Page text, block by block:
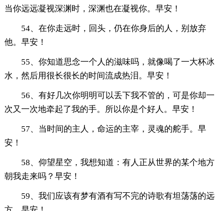
当你远远凝视深渊时，深渊也在凝视你。早安！
54、在你走远时，回头，仍在你身后的人，别放弃
他。早安！
55、你知道思念一个人的滋味吗，就像喝了一大杯冰
水，然后用很长很长的时间流成热泪。早安！
56、有好几次你明明可以丢下我不管的，可是你却一
次又一次地牵起了我的手。所以你是个好人。早安！
57、当时间的主人，命运的主宰，灵魂的舵手。早
安！
58、仰望星空，我想知道：有人正从世界的某个地方
朝我走来吗？早安！
59、我们应该有梦有酒有写不完的诗歌有坦荡荡的远